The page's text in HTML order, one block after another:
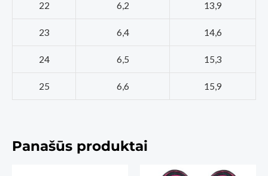
22 6,2 13,9
23 6,4 14,6
24 6,5 15,3
25 6,6 15,9
Panašūs produktai